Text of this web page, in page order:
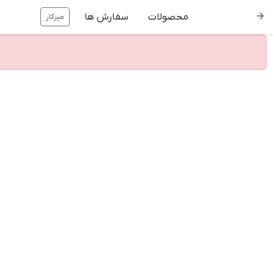
محصولات سفارش ها میزکار